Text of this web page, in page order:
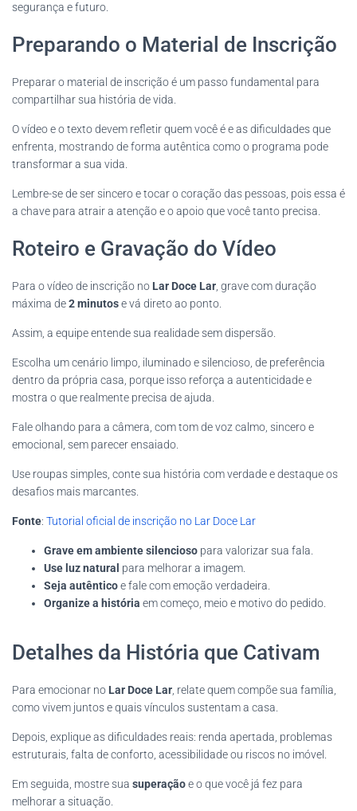
segurança e futuro.
Preparando o Material de Inscrição
Preparar o material de inscrição é um passo fundamental para
compartilhar sua história de vida.
O vídeo e o texto devem refletir quem você é e as dificuldades que
enfrenta, mostrando de forma autêntica como o programa pode
transformar a sua vida.
Lembre-se de ser sincero e tocar o coração das pessoas, pois essa é
a chave para atrair a atenção e o apoio que você tanto precisa.
Roteiro e Gravação do Vídeo
Para o vídeo de inscrição no Lar Doce Lar , grave com duração
máxima de2 minutose vá direto ao ponto.
Assim, a equipe entende sua realidade sem dispersão.
Escolha um cenário limpo, iluminado e silencioso, de preferência
dentro da própria casa, porque isso reforça a autenticidade e
mostra o que realmente precisa de ajuda.
Fale olhando para a câmera, com tom de voz calmo, sincero e
emocional, sem parecer ensaiado.
Use roupas simples, conte sua história com verdade e destaque os
desafios mais marcantes.
Fonte: Tutorial oficial de inscrição no Lar Doce Lar
Grave em ambiente silencioso para valorizar sua fala.
Use luz natural para melhorar a imagem.
Seja autênticoe fale com emoção verdadeira.
Organize a história em começo, meio e motivo do pedido.
Detalhes da História que Cativam
Para emocionar no Lar Doce Lar , relate quem compõe sua família,
como vivem juntos e quais vínculos sustentam a casa.
Depois, explique as dificuldades reais: renda apertada, problemas
estruturais, falta de conforto, acessibilidade ou riscos no imóvel.
Em seguida, mostre sua superaçãoe o que você já fez para
melhorar a situação.